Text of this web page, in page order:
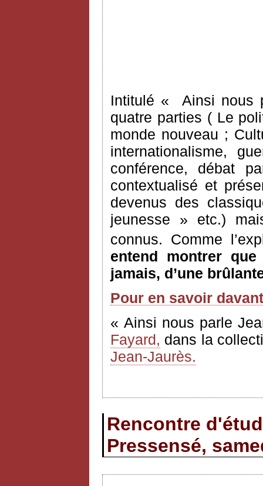
Intitulé « Ainsi nous
quatre parties ( Le
monde nouveau ;
internationalisme,
conférence, débat
contextualisé et
devenus des
jeunesse » etc.)
connus. Comme
entend montrer
jamais, d’une
Pour en savoir
« Ainsi nous parle
Fayard, dans la
Jean-Jaurès.
Rencontre
Pressensé,